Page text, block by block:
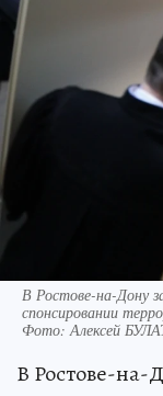
В Ростове-на-Дону
спонсировании
Фото:Алексей
В Ростове-на-